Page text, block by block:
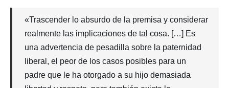
«Trascender lo absurdo de la premisa y considerar
realmente las implicaciones de tal cosa. […] Es
una advertencia de pesadilla sobre la paternidad
liberal, el peor de los casos posibles para un
padre que le ha otorgado a su hijo demasiada